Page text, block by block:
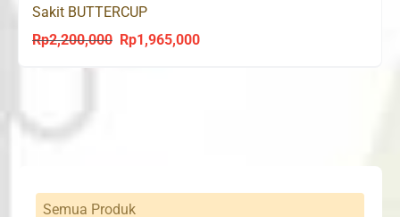
Sakit BUTTERCUP
Rp2,200,000
Original
Rp1,965,000Current
Semua Produk